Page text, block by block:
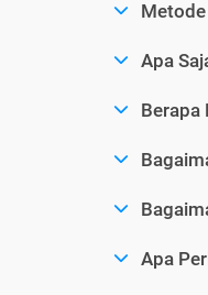
Apa
Berapa
Apa